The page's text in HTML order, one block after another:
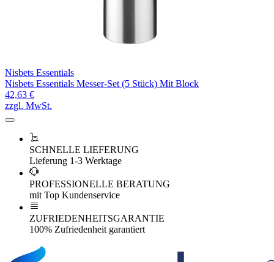
Nisbets Essentials
Nisbets Essentials Messer-Set (5 Stück) Mit Block
42,63 €
zzgl. MwSt.
SCHNELLE LIEFERUNG
Lieferung 1-3 Werktage
PROFESSIONELLE BERATUNG
mit Top Kundenservice
ZUFRIEDENHEITSGARANTIE
100% Zufriedenheit garantiert